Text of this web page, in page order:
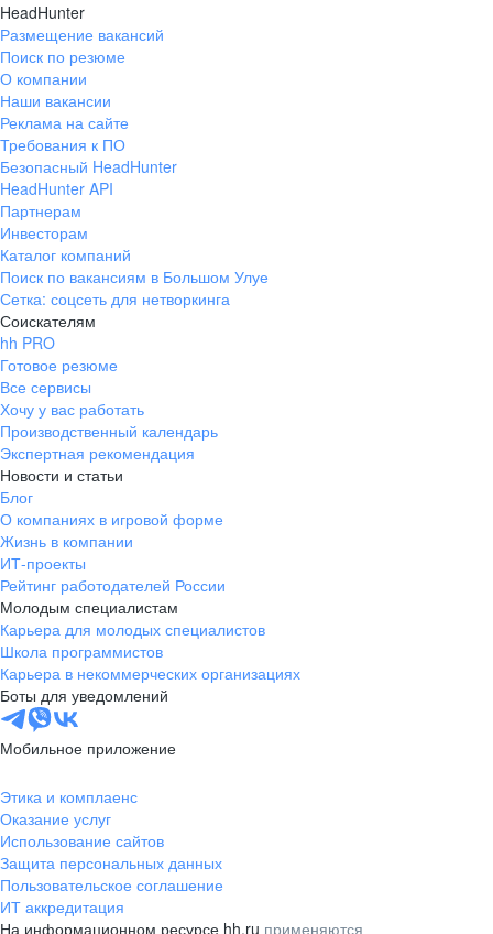
HeadHunter
Размещение вакансий
Поиск по резюме
О компании
Наши вакансии
Реклама на сайте
Требования к ПО
Безопасный HeadHunter
HeadHunter API
Партнерам
Инвесторам
Каталог компаний
Поиск по вакансиям в Большом Улуе
Сетка: соцсеть для нетворкинга
Соискателям
hh PRO
Готовое резюме
Все сервисы
Хочу у вас работать
Производственный календарь
Экспертная рекомендация
Новости и статьи
Блог
О компаниях в игровой форме
Жизнь в компании
ИТ-проекты
Рейтинг работодателей России
Молодым специалистам
Карьера для молодых специалистов
Школа программистов
Карьера в некоммерческих организациях
Боты для уведомлений
Мобильное приложение
Этика и комплаенс
Оказание услуг
Использование сайтов
Защита персональных данных
Пользовательское соглашение
ИТ аккредитация
На информационном ресурсе hh.ru применяются